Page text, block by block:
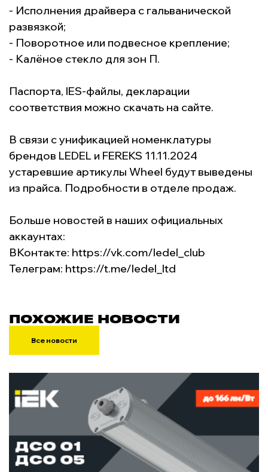
- Исполнения драйвера с гальванической
развязкой;
- Поворотное или подвесное крепление;
- Калёное стекло для зон П.
Паспорта, IES-файлы, декларации
соответствия можно скачать на сайте.
В связи с унификацией номенклатуры
брендов LEDEL и FEREKS 11.11.2024
устаревшие артикулы Wheel будут выведены
из прайса. Подробности в отделе продаж.
Больше новостей в наших официальных
аккаунтах:
ВКонтакте: https://vk.com/ledel_club
Телеграм: https://t.me/ledel_ltd
ПОХОЖИЕ НОВОСТИ
Все новости